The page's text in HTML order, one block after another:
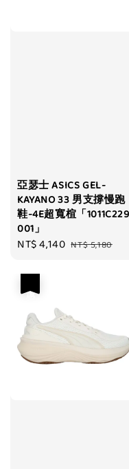
亞瑟士 ASICS GEL-
KAYANO 33 男支撐慢跑
鞋-4E超寬楦「
001」
Sale
NT$ 4,140 Regular
NT$ 5,180